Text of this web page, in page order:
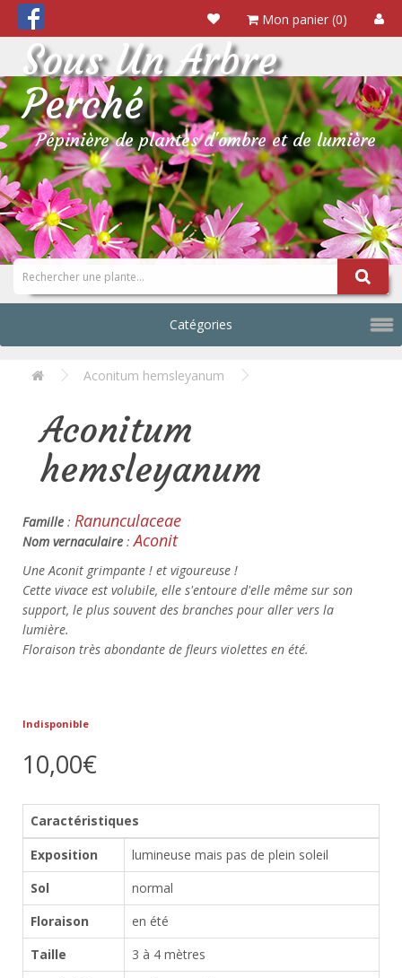
Mon panier (0)
Sous Un Arbre
Perché
Pépinière de plantes d'ombre et de lumière
Catégories
Aconitum hemsleyanum
Aconitum
hemsleyanum
Famille : Ranunculaceae
Nom vernaculaire :Aconit
Une Aconit grimpante ! et vigoureuse !
Cette vivace est volubile, elle s'entoure d'elle même sur son
support, le plus souvent des branches pour aller vers la
lumière.
Floraison très abondante de fleurs violettes en été.
Indisponible
10,00€
Caractéristiques
Exposition
lumineuse mais pas de plein soleil
Sol
normal
Floraison
en été
Taille
3 à 4 mètres